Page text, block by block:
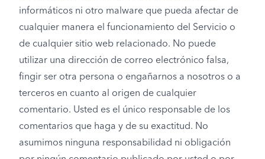
informáticos ni otro malware que pueda afectar de
cualquier manera el funcionamiento del Servicio o
de cualquier sitio web relacionado. No puede
utilizar una dirección de correo electrónico falsa,
fingir ser otra persona o engañarnos a nosotros o a
terceros en cuanto al origen de cualquier
comentario. Usted es el único responsable de los
comentarios que haga y de su exactitud. No
asumimos ninguna responsabilidad ni obligación